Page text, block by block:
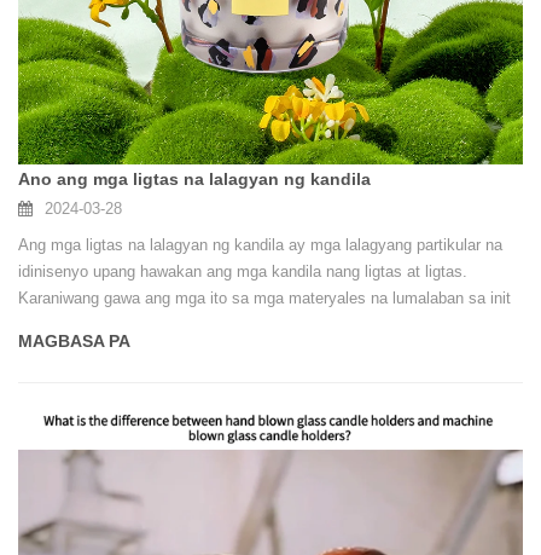
Ano ang mga ligtas na lalagyan ng kandila
2024-03-28
Ang mga ligtas na lalagyan ng kandila ay mga lalagyang partikular na
idinisenyo upang hawakan ang mga kandila nang ligtas at ligtas.
Karaniwang gawa ang mga ito sa mga materyales na lumalaban sa init
masunog ang lalagyan kapag sinindihan ang kandila
MAGBASA PA